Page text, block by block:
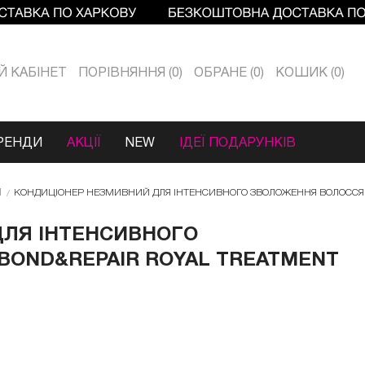
КАБIНЕТ ПОРІВНЯННЯ 0 ОБРАНЕ 0 КОШИК 0
АКЦІЇ NEW ІДЕЇ ПОДАРУНКІВ
КОНДИЦІОНЕР НЕЗМИВНИЙ ДЛЯ ІНТЕНСИВНОГО ЗВОЛОЖЕННЯ ВОЛОССЯ CHI
ІНТЕНСИВНОГО
ROYAL TREATMENT